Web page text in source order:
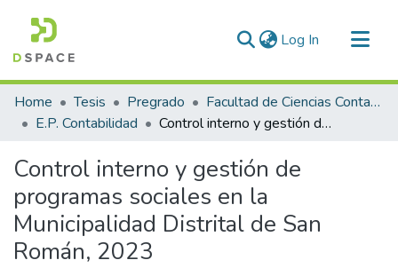
Log In (current)
Communities & Collections
All of DSpace
Home Tesis Pregrado
Facultad de Ciencias Contables y Financieras
E.P. Contabilidad
Control interno y gestión de programas sociales en la Municipalidad Distrital de San Román, 2023
Control interno y gestión de
programas sociales en la
Municipalidad Distrital de San
Román, 2023